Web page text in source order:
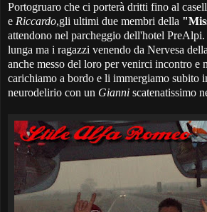
Portogruaro che ci porterà dritti fino al
e Riccardo,gli ultimi due membri della
attendono nel parcheggio dell'hotel
lunga ma i ragazzi venendo da Nervesa
anche messo del loro per venirci incontro e
carichiamo a bordo e li immergiamo subito
neurodelirio con un Gianni scatenatissimo